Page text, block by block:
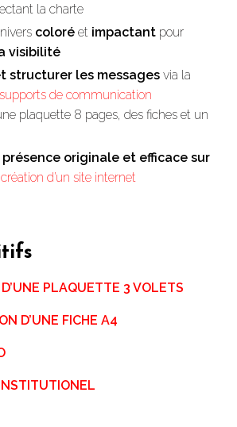
la charte
coloré et impactant pour
visibilité
structurer les messages via la
de communication
plaquette 8 pages, des fiches et un
présence originale et efficace sur
création d’un site internet
PLAQUETTE 3 VOLETS
D’UNE FICHE A4